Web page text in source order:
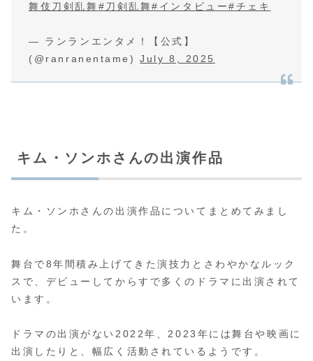
舞伎刀剣乱舞#刀剣乱舞#インタビュー#チェキ
— ランランエンタメ！【公式】
(@ranranentame)July 8, 2025
キム・ソンホさんの出演作品
キム・ソンホさんの出演作品についてまとめてみまし
た。
舞台で8年間積み上げてきた演技力とさわやかなルック
スで、デビューしてからすで多くのドラマに出演されて
います。
ドラマの出演がない2022年、2023年には舞台や映画に
出演したりと、幅広く活動されているようです。